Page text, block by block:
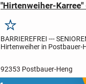
"Hirtenweiher-
Merken
BARRIEREFREI ---
Hirtenweiher in
92353 Postbauer-Heng